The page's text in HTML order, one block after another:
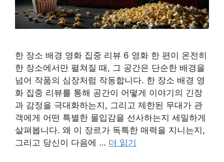
한 장소 배경 영화 집중 리뷰 6 영화 한 편이 온전히
한 장소에서만 펼쳐질 때, 그 공간은 단순한 배경을
넘어 작품의 심장처럼 작동합니다. 한 장소 배경 영
화 집중 리뷰를 통해 공간이 어떻게 이야기의 긴장
과 감정을 극대화하는지, 그리고 제한된 무대가 관
객에게 어떤 특별한 몰입감을 선사하는지 세밀하게
살펴봅니다. 왜 이 장르가 독특한 매력을 지니는지,
그리고 당신이 다음에 … 더 읽기